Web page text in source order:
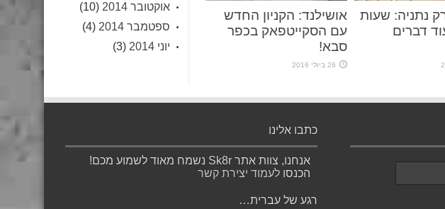
נתניה: שעות
דברים
אושילנד: הקניון החדש
עם הסקייטפאק בכפר
סבא!
26 ביולי 2016
אוקטובר 2014
(10)
ספטמבר 2014
(4)
יוני 2014
(3)
כתבו אלינו
אנחנו, צוות אתר Sk8r נשמח מאוד לשמוע מכם!
הכנסולעמוד יצירת קשר
רגע של עברית…